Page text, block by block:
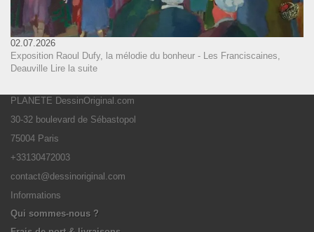
02.07.2026
Exposition Raoul Dufy, la mélodie du bonheur - Les Franciscaines,
Deauville Lire la suite
PLANETE DessinOriginal.com
30-32 boulevard de Sébastopol
75004 Paris
+33130472003
contact@dessinoriginal.com
Informations
Qui sommes-nous ?